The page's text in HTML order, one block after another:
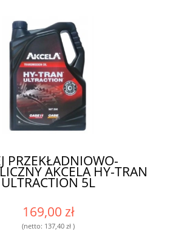
PRZEKŁADNIOWO-
AKCELA HY-TRAN
ULTRACTION 5L
169,00 zł
(netto: 137,40 zł)